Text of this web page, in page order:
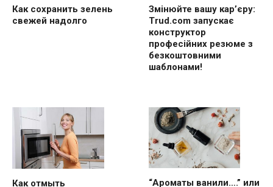
Как сохранить зелень
свежей надолго
Змінюйте вашу кар’єру:
Trud.com запускає
конструктор
професійних резюме з
безкоштовними
шаблонами!
Как отмыть
“Ароматы ванили….” или